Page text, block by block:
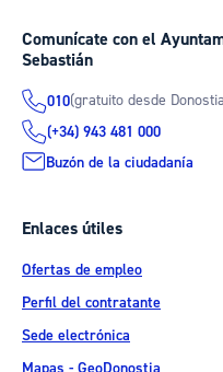
Comunícate con el
Sebastián
010(gratuito desde
(+34) 943 481 000
Buzón de la ciudadanía
Enlaces útiles
Ofertas de empleo
Perfil del contratante
Sede electrónica
Mapas - GeoDonostia